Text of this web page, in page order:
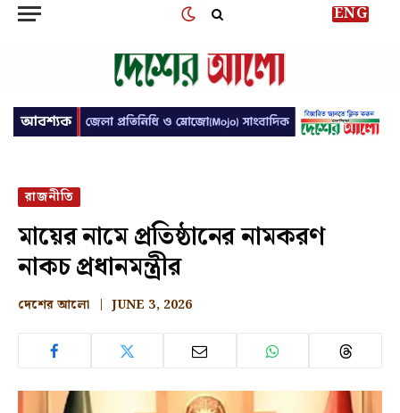
ENG
রাজনীতি
মায়ের নামে প্রতিষ্ঠানের নামকরণ
নাকচ প্রধানমন্ত্রীর
দেশের আলো JUNE 3, 2026